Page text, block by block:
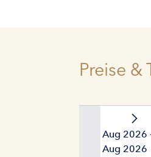
Preise &
18. Aug 2026
25. Aug 2026